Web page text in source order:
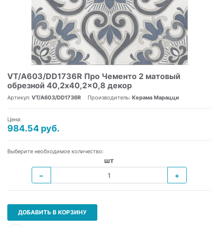
VT/A603/DD1736R Про Чементо 2 матовый
обрезной 40,2x40,2x0,8 декор
Артикул: VT/A603/DD1736R Производитель: Керама Марацци
Цена:
984.54 руб.
Выберите необходимое количество:
шт
−
+
ДОБАВИТЬ В КОРЗИНУ